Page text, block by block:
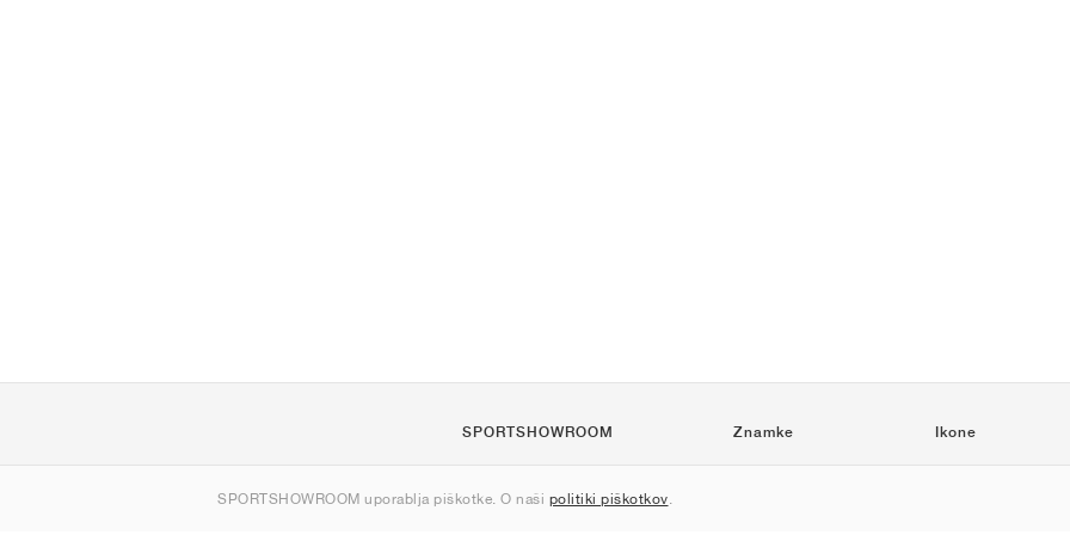
SPORTSHOWROOM uporablja piškotke. O naši politiki piškotkov
SPORTSHOWROOM
Kontakt
Znamke Ikone